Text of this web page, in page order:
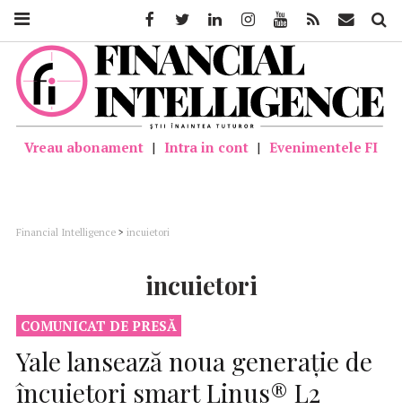
Vreau abonament | Intra in cont | Evenimentele FI
Financial Intelligence > incuietori
incuietori
COMUNICAT DE PRESĂ
Yale lansează noua generație de
încuietori smart Linus® L2
FacebookTwitter LinkedinInstagramYoutube Feed Mail